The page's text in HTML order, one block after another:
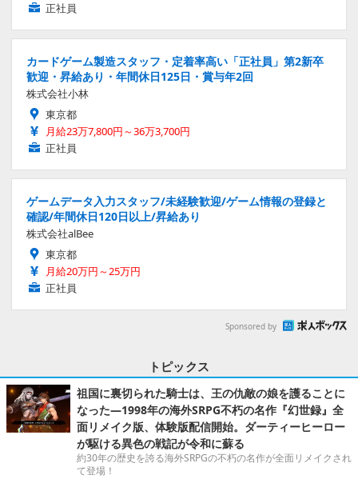
正社員
カードゲーム製造スタッフ・定着率高い「正社員」第2新卒
歓迎・昇給あり・年間休日125日・賞与年2回
株式会社小林
東京都
月給23万7,800円～36万3,700円
正社員
ゲームデータ入力スタッフ/未経験歓迎/ゲーム情報の登録と
確認/年間休日120日以上/昇給あり
株式会社alBee
東京都
月給20万円～25万円
正社員
Sponsored by
トピックス
祖国に裏切られた騎士は、王の仇敵の娘を護ることに
なった―1998年の海外SRPG不朽の名作『幻世録』全
面リメイク版、体験版配信開始。ダーティーヒーロー
が駆ける異色の戦記が令和に蘇る
約30年の歴史を誇る海外SRPGの不朽の名作が全面リメイクされ
て登場！